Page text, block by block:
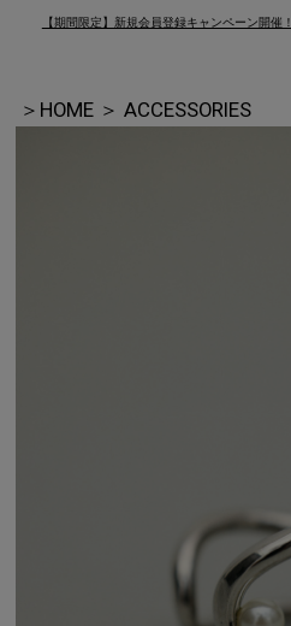
【期間限定】新規会員登録キャンペーン開催！
＞ HOME ＞ ACCESSORIES